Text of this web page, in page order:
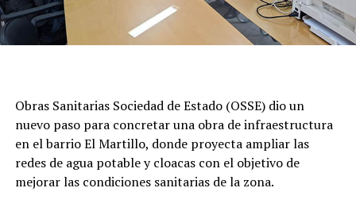
Obras Sanitarias Sociedad de Estado (OSSE) dio un
nuevo paso para concretar una obra de infraestructura
en el barrio El Martillo, donde proyecta ampliar las
redes de agua potable y cloacas con el objetivo de
mejorar las condiciones sanitarias de la zona.